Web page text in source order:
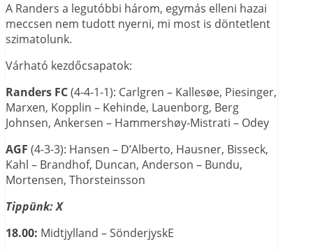
A Randers a legutóbbi három, egymás elleni hazai
meccsen nem tudott nyerni, mi most is döntetlent
szimatolunk.
Várható kezdőcsapatok:
Randers FC(4-4-1-1): Carlgren – Kallesøe, Piesinger,
Marxen, Kopplin – Kehinde, Lauenborg, Berg
Johnsen, Ankersen – Hammershøy-Mistrati – Odey
AGF (4-3-3): Hansen – D’Alberto, Hausner, Bisseck,
Kahl – Brandhof, Duncan, Anderson – Bundu,
Mortensen, Thorsteinsson
Tippünk: X
18.00: Midtjylland – SönderjyskE